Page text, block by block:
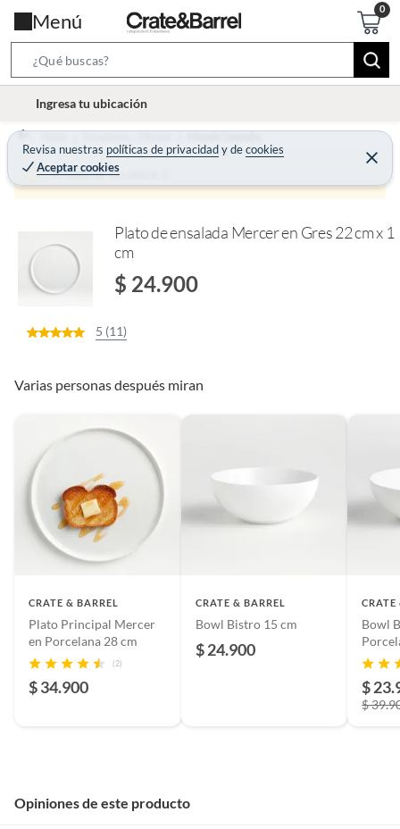
Menú
e
r
c
B
r
t
Ingresa tu ubicación
Revisa nuestras políticas de privacidadydecookies
Aceptar cookies
C
e
r
Home Decohogar - Menaje Menaje Comedor
Producto sin stock :(
Plato de ensalada Mercer en Gres 22 cm x 1
cm
$ 24.900
5 (11)
Varias personas después miran
CRATE & BARREL
Plato Principal Mercer
en Porcelana 28 cm
(2)
$ 34.900
CRATE & BARREL
Bowl Bistro 15 cm
$ 24.900
CRATE
Bowl
cm
$
$
Opiniones de este producto